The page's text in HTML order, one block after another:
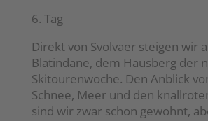
6. Tag
Direkt von Svolvaer steigen wir
Blatindane, dem Hausberg der
Skitourenwoche. Den Anblick
Schnee, Meer und den
sind wir zwar schon gewohnt,